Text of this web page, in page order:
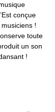
conçue
!
toute
un son
!